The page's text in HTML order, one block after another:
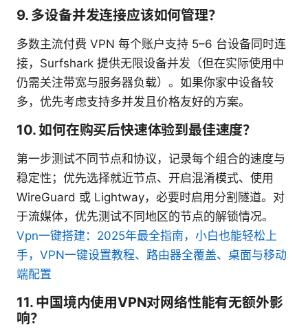
9. 多设备并发连接应该如何管理？
多数主流付费 VPN 每个账户支持 5–6 台设备同时连
接，Surfshark 提供无限设备并发（但在实际使用中
仍需关注带宽与服务器负载）。如果你家中设备较
多，优先考虑支持多并发且价格友好的方案。
10. 如何在购买后快速体验到最佳速度？
第一步测试不同节点和协议，记录每个组合的速度与
稳定性；优先选择就近节点、开启混淆模式、使用
WireGuard 或 Lightway，必要时启用分割隧道。对
于流媒体，优先测试不同地区的节点的解锁情况。
Vpn一键搭建：2025年最全指南，小白也能轻松上
手，VPN一键设置教程、路由器全覆盖、桌面与移动
端配置
11. 中国境内使用VPN对网络性能有无额外影
响？